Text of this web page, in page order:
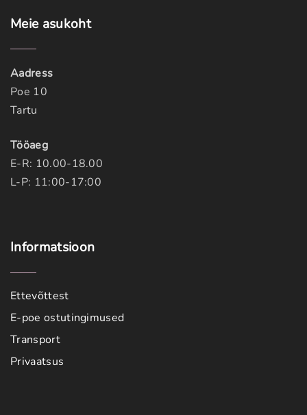
Meie asukoht
Aadress
Poe 10
Tartu
Tööaeg
E-R: 10.00-18.00
L-P: 11:00-17:00
Informatsioon
Ettevõttest
E-poe ostutingimused
Transport
Privaatsus